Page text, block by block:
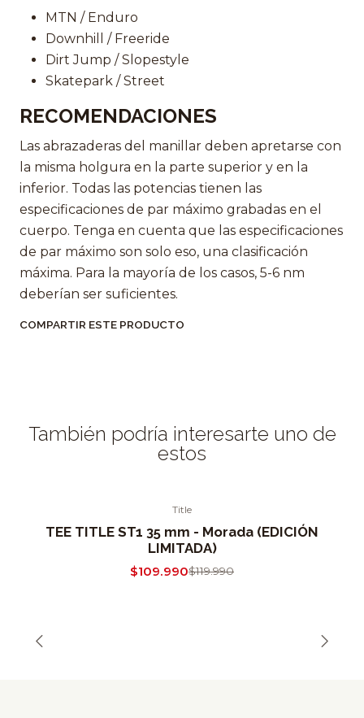
MTN / Enduro
Downhill / Freeride
Dirt Jump / Slopestyle
Skatepark / Street
RECOMENDACIONES
Las abrazaderas del manillar deben apretarse con
la misma holgura en la parte superior y en la
inferior. Todas las potencias tienen las
especificaciones de par máximo grabadas en el
cuerpo. Tenga en cuenta que las especificaciones
de par máximo son solo eso, una clasificación
máxima. Para la mayoría de los casos, 5-6 nm
deberían ser suficientes.
COMPARTIR ESTE PRODUCTO
También podría interesarte uno de
estos
Title
TEE TITLE ST1 35 mm - Morada (EDICIÓN
LIMITADA)
$109.990$119.990